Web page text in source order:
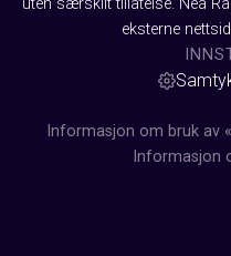
uten særskilt tillatelse. Nea
eksterne
Informasjon om bruk av
Informasjon